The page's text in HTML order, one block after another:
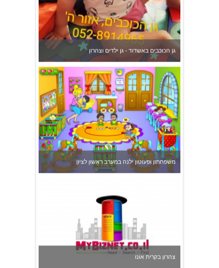
גן הכוכבים באשדוד - גן ילדים וצהרון
משפחתון ופעוטון ילנה במערב ראשון לציון
צהרון בקרית אונו